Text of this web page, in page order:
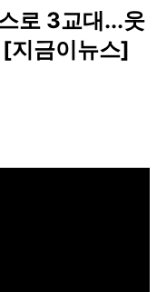
로 3교대...웃
지금이뉴스]